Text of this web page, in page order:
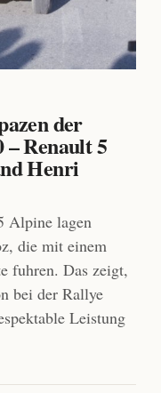
der
Renault 5
Henri
Alpine lagen
die mit einem
fuhren. Das zeigt,
bei der Rallye
Leistung